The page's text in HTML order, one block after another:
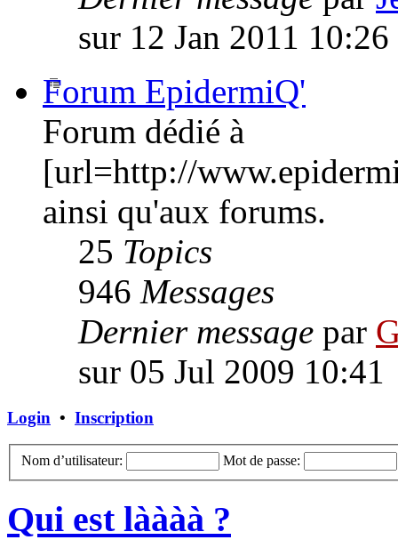
sur 12 Jan 2011 10:26
Forum EpidermiQ'
Forum dédié à
[url=http://
ainsi qu'aux forums.
25 Topics
946 Messages
Dernier message par
sur 05 Jul 2009 10:41
Login • Inscription
Nom d’utilisateur: Mot de passe:
Qui est làààà ?